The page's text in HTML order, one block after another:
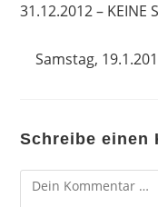
ansehen
31.12.2012 –
Samstag,
Schreibe einen
Kommentar